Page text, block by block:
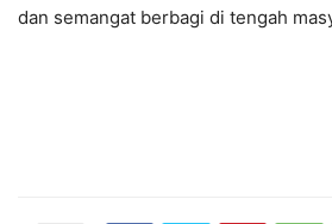
dan semangat berbagi di tengah